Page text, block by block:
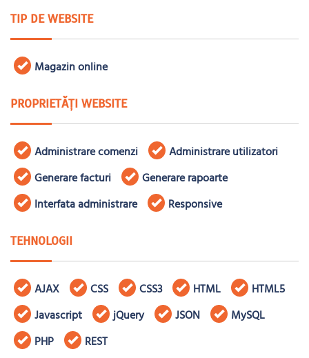
TIP DE WEBSITE
Magazin online
PROPRIETĂȚI WEBSITE
Administrare comenzi
Administrare utilizatori
Generare facturi
Generare rapoarte
Interfata administrare
Responsive
TEHNOLOGII
AJAX CSS CSS3 HTML
HTML5
Javascript
jQuery JSON
MySQL
PHP
REST